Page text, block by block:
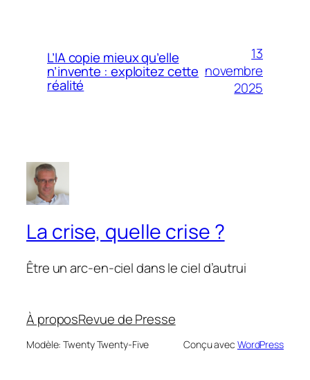
L’IA copie mieux qu’elle
n’invente : exploitez cette
réalité
13
novembre
2025
La crise, quelle crise ?
Être un arc-en-ciel dans le ciel d’autrui
À proposRevue de Presse
Modèle: Twenty Twenty-Five Conçu avec WordPress